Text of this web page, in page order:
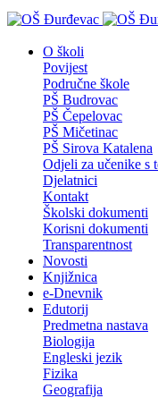
O školi
Povijest
Područne škole
PŠ Budrovac
PŠ Čepelovac
PŠ Mičetinac
PŠ Sirova Katalena
Odjeli za učenike s
Djelatnici
Kontakt
Školski dokumenti
Korisni dokumenti
Transparentnost
Novosti
Knjižnica
e-Dnevnik
Edutorij
Predmetna nastava
Biologija
Engleski jezik
Fizika
Geografija